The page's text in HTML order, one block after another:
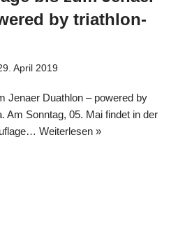
by triathlon-
April 2019
Jenaer Duathlon – powered by
Am Sonntag, 05. Mai findet in der
Weiterlesen »